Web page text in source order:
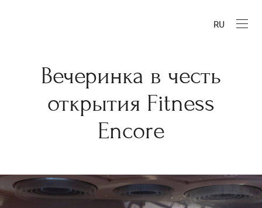
RU
Вечеринка в честь
открытия Fitness
Encore